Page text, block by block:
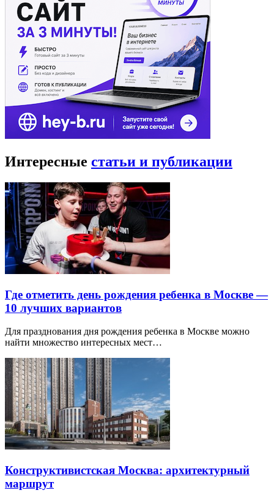
Интересные статьи и публикации
Где отметить день рождения ребенка в Москве —
10 лучших вариантов
Для празднования дня рождения ребенка в Москве можно
найти множество интересных мест…
Конструктивистская Москва: архитектурный
маршрут